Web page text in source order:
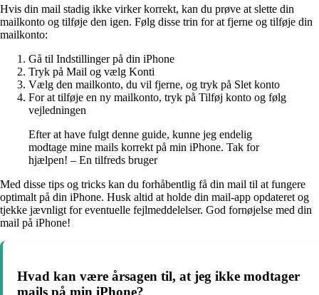
Hvis din mail stadig ikke virker korrekt, kan du prøve at slette din
mailkonto og tilføje den igen. Følg disse trin for at fjerne og tilføje din
mailkonto:
Gå til Indstillinger på din iPhone
Tryk på Mail og vælg Konti
Vælg den mailkonto, du vil fjerne, og tryk på Slet konto
For at tilføje en ny mailkonto, tryk på Tilføj konto og følg
vejledningen
Efter at have fulgt denne guide, kunne jeg endelig
modtage mine mails korrekt på min iPhone. Tak for
hjælpen! – En tilfreds bruger
Med disse tips og tricks kan du forhåbentlig få din mail til at fungere
optimalt på din iPhone. Husk altid at holde din mail-app opdateret og
tjekke jævnligt for eventuelle fejlmeddelelser. God fornøjelse med din
mail på iPhone!
Hvad kan være årsagen til, at jeg ikke modtager
mails på min iPhone?